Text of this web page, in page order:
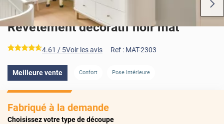
Revêtement décoratif noir mat
*****
4.61 / 5Voir les avis Ref : MAT-2303
Meilleure vente Confort Pose Intérieure
Fabriqué à la demande
Choisissez votre type de découpe